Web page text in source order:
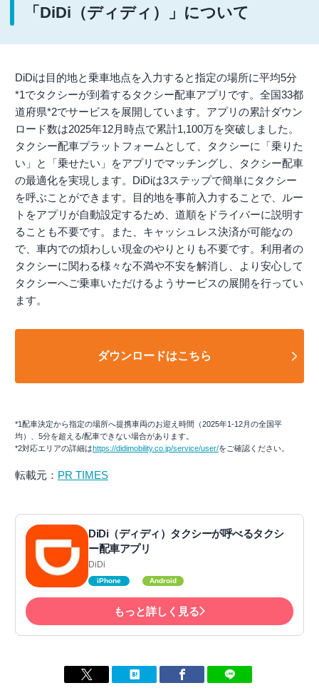
「DiDi（ディディ）」について
DiDiは目的地と乗車地点を入力すると指定の場所に平均5分
*1でタクシーが到着するタクシー配車アプリです。全国33都
道府県*2でサービスを展開しています。アプリの累計ダウン
ロード数は2025年12月時点で累計1,100万を突破しました。
タクシー配車プラットフォームとして、タクシーに「乗りた
い」と「乗せたい」をアプリでマッチングし、タクシー配車
の最適化を実現します。DiDiは3ステップで簡単にタクシー
を呼ぶことができます。目的地を事前入力することで、ルー
トをアプリが自動設定するため、道順をドライバーに説明す
ることも不要です。また、キャッシュレス決済が可能なの
で、車内での煩わしい現金のやりとりも不要です。利用者の
タクシーに関わる様々な不満や不安を解消し、より安心して
タクシーへご乗車いただけるようサービスの展開を行ってい
ます。
ダウンロードはこちら
*1配車決定から指定の場所へ提携車両のお迎え時間（2025年1-12月の全国平
均）、5分を超える/配車できない場合があります。
*2対応エリアの詳細はhttps://didimobility.co.jp/service/user/をご確認ください。
転載元： PR TIMES
DiDi（ディディ）タクシーが呼べるタクシ
ー配車アプリ
DiDi
iPhone Android
もっと詳しく見る